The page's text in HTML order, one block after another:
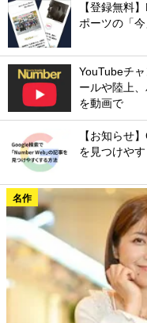
【登録無料
ポーツの「今
YouTubeチ
ールや陸上
を動画で
【お知らせ
を見つけや
名作